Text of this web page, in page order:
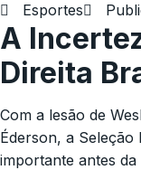
Esportes
A
Direita
Com a lesão de
Éderson, a
importante antes